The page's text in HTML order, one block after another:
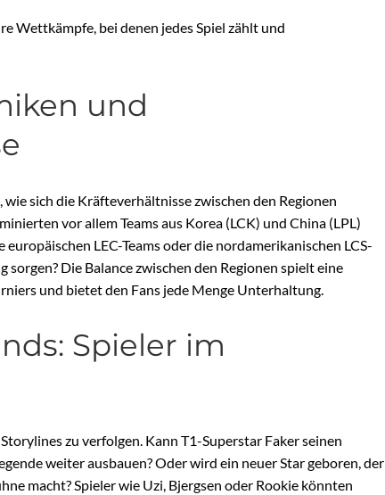
Wettkämpfe, bei denen jedes Spiel zählt und
und
wie sich die Kräfteverhältnisse zwischen den Regionen
vor allem Teams aus Korea (LCK) und China (LPL)
LEC-Teams oder die nordamerikanischen LCS-
Die Balance zwischen den Regionen spielt eine
und bietet den Fans jede Menge Unterhaltung.
Spieler im
zu verfolgen. Kann T1-Superstar Faker seinen
weiter ausbauen? Oder wird ein neuer Star geboren, der
macht? Spieler wie Uzi, Bjergsen oder Rookie könnten